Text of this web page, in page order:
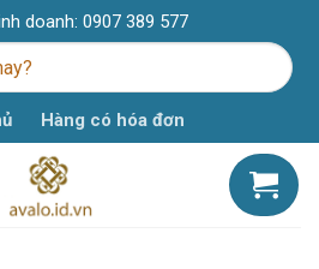
doanh: 0907 389 577
Hàng có hóa đơn